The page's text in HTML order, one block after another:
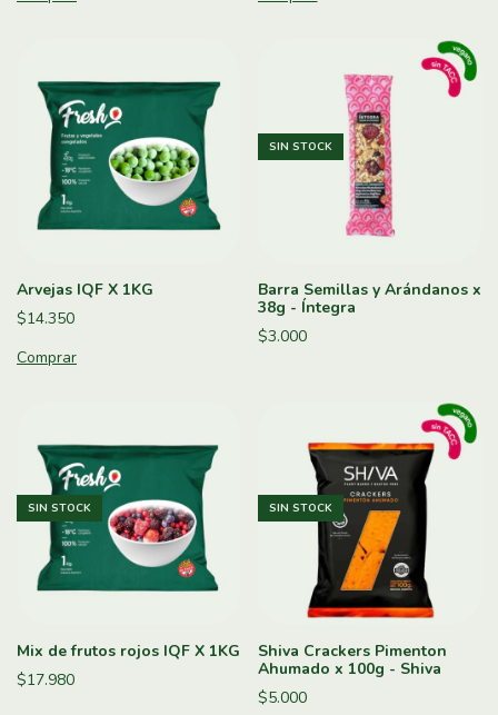
Arvejas IQF X 1KG
$14.350
SIN STOCK
Barra Semillas y Arándanos x
38g - Íntegra
$3.000
SIN STOCK
Mix de frutos rojos IQF X 1KG
$17.980
SIN STOCK
Shiva Crackers Pimenton
Ahumado x 100g - Shiva
$5.000